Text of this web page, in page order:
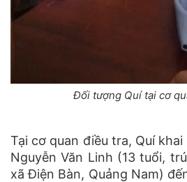
Đối tượng Quí tại cơ
Tại cơ quan điều tra, Quí
Nguyễn Văn Linh (13 tuổi,
xã Điện Bàn, Quảng Nam)